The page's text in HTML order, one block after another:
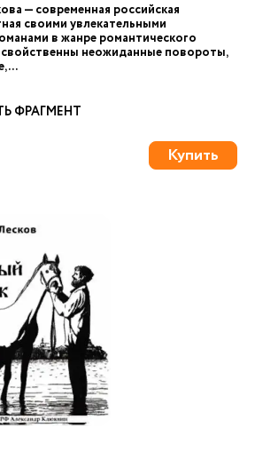
— современная российская
своими увлекательными
в жанре романтического
неожиданные повороты,
...
ФРАГМЕНТ
Купить